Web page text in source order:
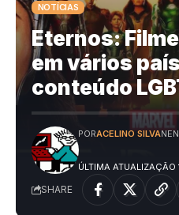
NOTÍCIAS
Eternos:
em vários
conteúdo
ÚLTIMA
PORACELINO SILVA
SHARE